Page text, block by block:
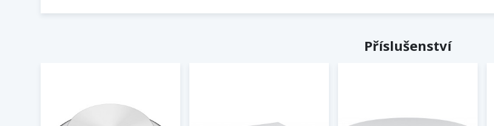
Příslušenství